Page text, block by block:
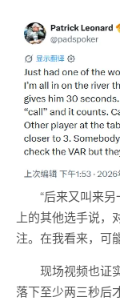
“后来又叫来
上的其他选手说，
注。在我看来，可
现场视频也证
落下至少两三秒后